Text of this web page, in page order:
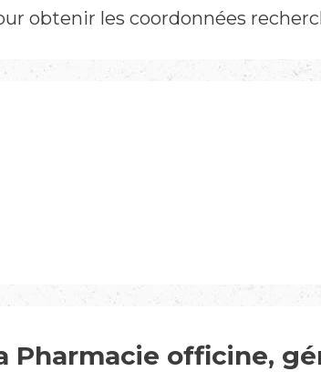
obtenir les coordonnées
Pharmacie officine,